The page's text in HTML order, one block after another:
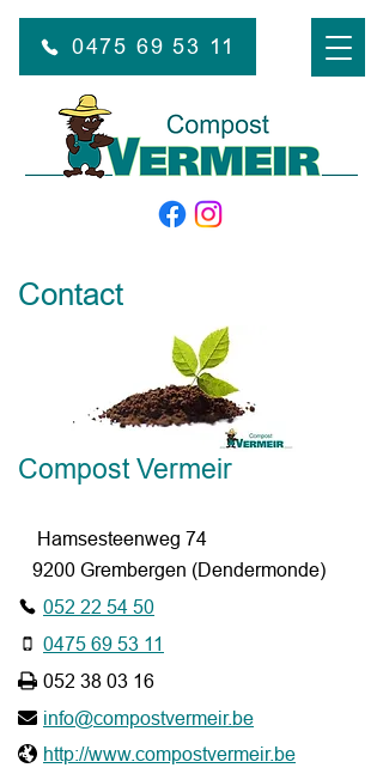
0475 69 53 11
Contact
Compost Vermeir
Hamsesteenweg 74
9200 Grembergen (Dendermonde)
052 22 54 50
0475 69 53 11
052 38 03 16
info@compostvermeir.be
http://www.compostvermeir.be